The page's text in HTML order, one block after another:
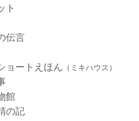
ト
伝言
ョートえほん （ミキハウス）
館
の記